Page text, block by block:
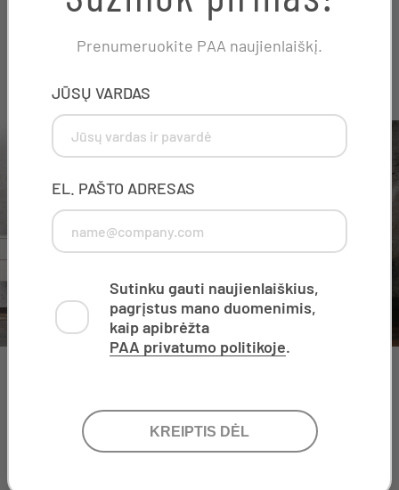
Prenumeruokite PAA naujienlaiškį.
X/TWITTER
JŪSŲ VARDAS
EL. PAŠTO ADRESAS
Sutinku gauti naujienlaiškius,
pagrįstus mano duomenimis,
kaip apibrėžta
PAA privatumo politikoje.
Glaudžiama prie sienos